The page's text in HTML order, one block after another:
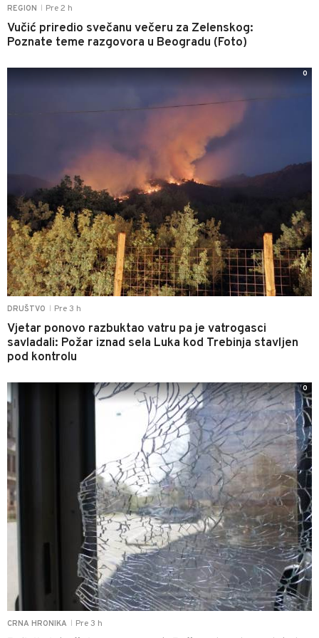
REGION Pre 2 h
Vučić priredio svečanu večeru za Zelenskog:
Poznate teme razgovora u Beogradu (Foto)
DRUŠTVO Pre 3 h
Vjetar ponovo razbuktao vatru pa je vatrogasci
savladali: Požar iznad sela Luka kod Trebinja stavljen
pod kontrolu
0
CRNA HRONIKA Pre 3 h
0